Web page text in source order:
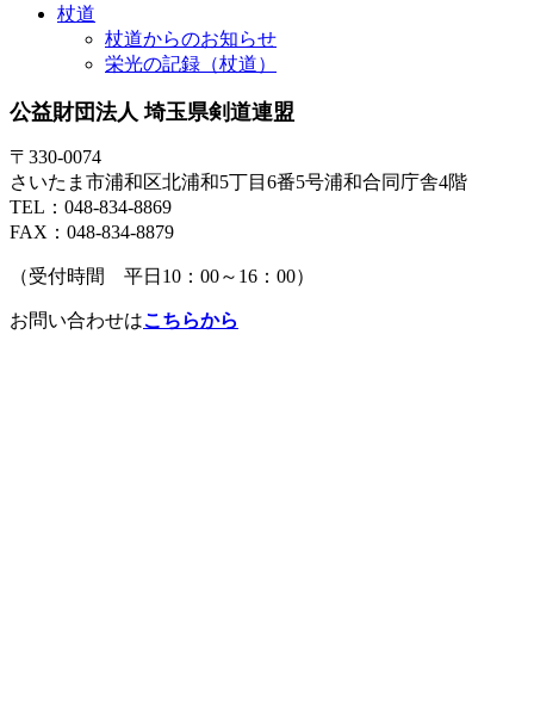
杖道
杖道からのお知らせ
栄光の記録（杖道）
公益財団法人 埼玉県剣道連盟
〒330-0074
さいたま市浦和区北浦和5丁目6番5号浦和合同庁舎4階
TEL：048-834-8869
FAX：048-834-8879
（受付時間 平日10：00～16：00）
お問い合わせはこちらから